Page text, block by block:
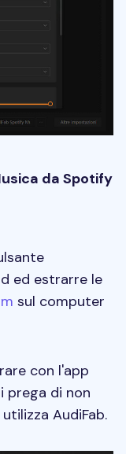
da Spotify
ed estrarre le
sul computer
con l'app
prega di non
AudiFab.